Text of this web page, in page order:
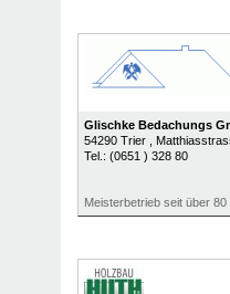
Glischke Bedachungs
54290 Trier
,
Tel.: (0651 ) 328 80
Meisterbetrieb seit über 80